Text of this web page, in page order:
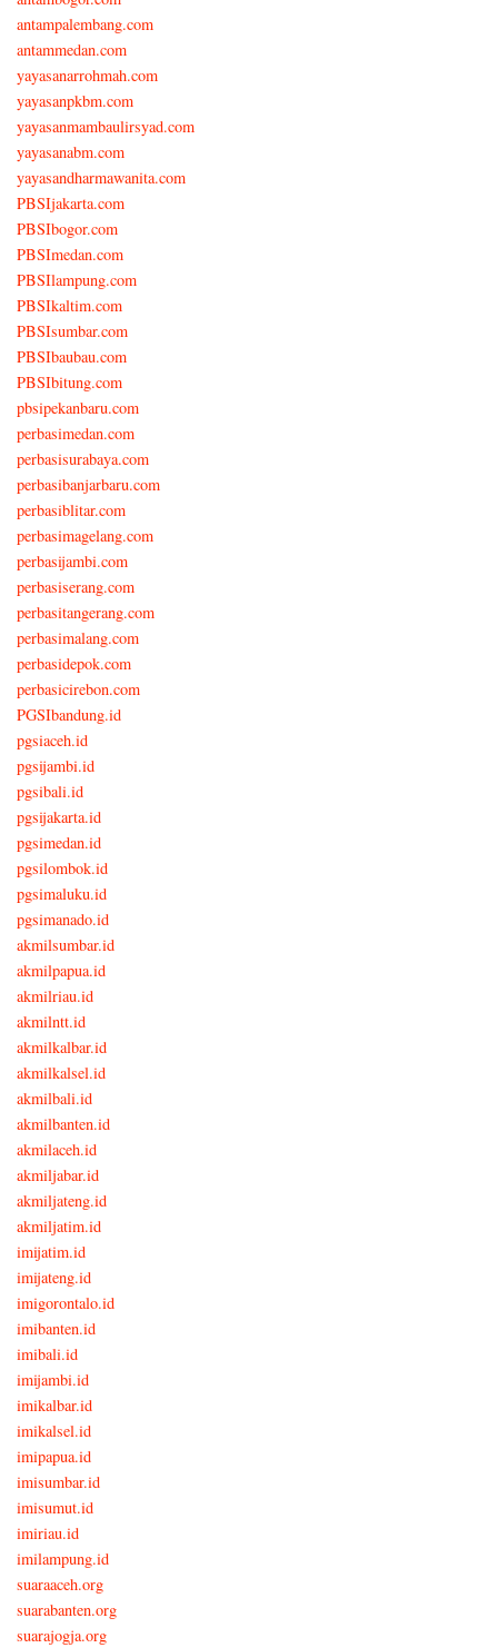
antampalembang.com
antammedan.com
yayasanarrohmah.com
yayasanpkbm.com
yayasanmambaulirsyad.com
yayasanabm.com
yayasandharmawanita.com
PBSIjakarta.com
PBSIbogor.com
PBSImedan.com
PBSIlampung.com
PBSIkaltim.com
PBSIsumbar.com
PBSIbaubau.com
PBSIbitung.com
pbsipekanbaru.com
perbasimedan.com
perbasisurabaya.com
perbasibanjarbaru.com
perbasiblitar.com
perbasimagelang.com
perbasijambi.com
perbasiserang.com
perbasitangerang.com
perbasimalang.com
perbasidepok.com
perbasicirebon.com
PGSIbandung.id
pgsiaceh.id
pgsijambi.id
pgsibali.id
pgsijakarta.id
pgsimedan.id
pgsilombok.id
pgsimaluku.id
pgsimanado.id
akmilsumbar.id
akmilpapua.id
akmilriau.id
akmilntt.id
akmilkalbar.id
akmilkalsel.id
akmilbali.id
akmilbanten.id
akmilaceh.id
akmiljabar.id
akmiljateng.id
akmiljatim.id
imijatim.id
imijateng.id
imigorontalo.id
imibanten.id
imibali.id
imijambi.id
imikalbar.id
imikalsel.id
imipapua.id
imisumbar.id
imisumut.id
imiriau.id
imilampung.id
suaraaceh.org
suarabanten.org
suarajogja.org